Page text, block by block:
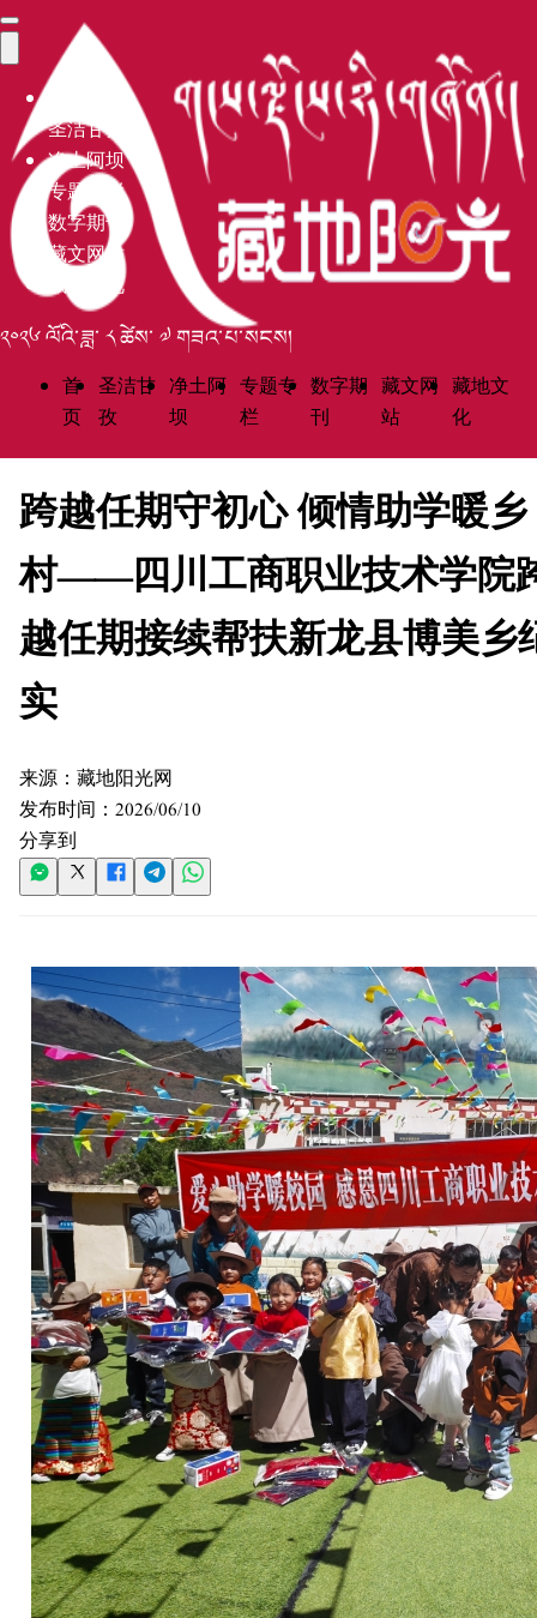
圣洁甘孜
净土阿坝
专题专栏
数字期刊
藏文网站
藏地文化
༢༠༢༦ ལོའི་ཟླ་ ༨ ཚེས་ ༧ གཟའ་པ་སངས།
首
页
圣洁甘
孜
净土阿
坝
专题专
栏
数字期
刊
藏文网
站
藏地文
化
跨越任期守初心 倾情助学暖乡
村——四川工商职业技术学院
越任期接续帮扶新龙县博美乡
实
来源： 藏地阳光网
发布时间： 2026/06/10
分享到